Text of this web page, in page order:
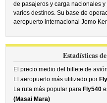
de pasajeros y carga nacionales
varios destinos. Su base de
aeropuerto internacional Jomo
Estadísticas
El precio medio del billete de
El aeropuerto más utilizado por
La ruta más popular para Fly540
(Masai Mara)